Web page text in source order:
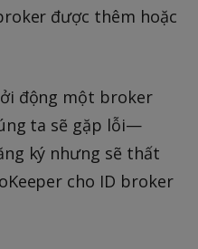
được thêm hoặc
động một broker
ta sẽ gặp lỗi—
ký nhưng sẽ thất
cho ID broker